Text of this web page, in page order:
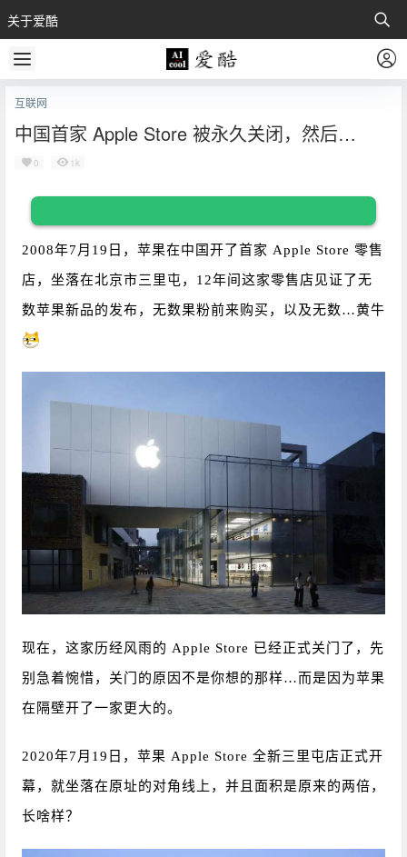
关于爱酷
互联网
中国首家 Apple Store 被永久关闭，然后…
0 1k
2008年7月19日，苹果在中国开了首家 Apple Store 零售
店，坐落在北京市三里屯，12年间这家零售店见证了无
数苹果新品的发布，无数果粉前来购买，以及无数…黄牛
现在，这家历经风雨的 Apple Store 已经正式关门了，先
别急着惋惜，关门的原因不是你想的那样…而是因为苹果
在隔壁开了一家更大的。
2020年7月19日，苹果 Apple Store 全新三里屯店正式开
幕，就坐落在原址的对角线上，并且面积是原来的两倍，
长啥样？